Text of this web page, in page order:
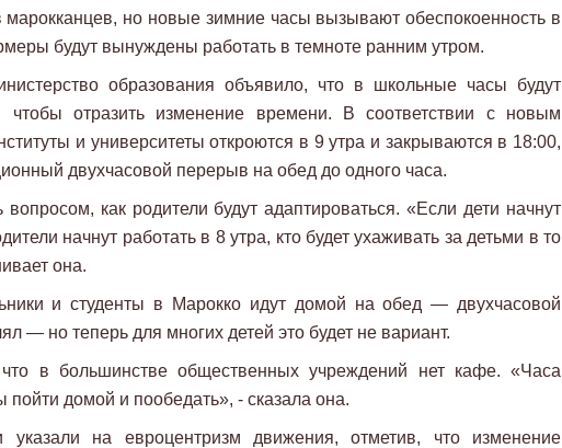
марокканцев, но новые зимние часы вызывают обеспокоенность в
будут вынуждены работать в темноте ранним утром.
образования объявило, что в школьные часы будут
чтобы отразить изменение времени. В соответствии с новым
и университеты откроются в 9 утра и закрываются в 18:00,
двухчасовой перерыв на обед до одного часа.
вопросом, как родители будут адаптироваться. «Если дети начнут
начнут работать в 8 утра, кто будет ухаживать за детьми в то
она.
и студенты в Марокко идут домой на обед — двухчасовой
— но теперь для многих детей это будет не вариант.
что в большинстве общественных учреждений нет кафе. «Часа
пойти домой и пообедать», - сказала она.
указали на евроцентризм движения, отметив, что изменение